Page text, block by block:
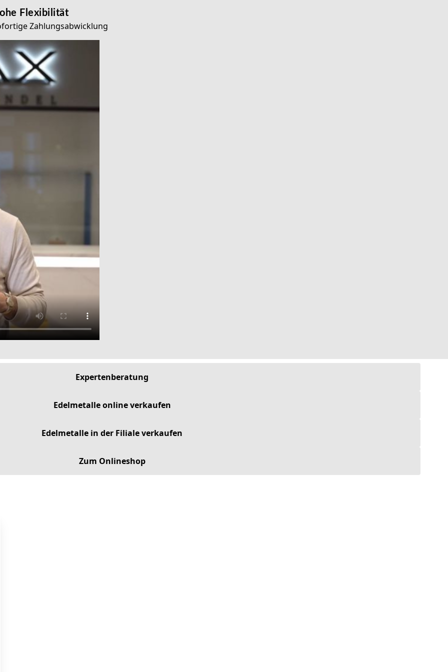
Flexibilität
Zahlungsabwicklung
Expertenberatung
Edelmetalle online verkaufen
Edelmetalle in der Filiale verkaufen
Zum Onlineshop